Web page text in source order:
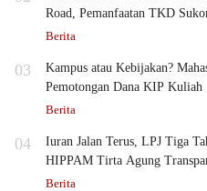
Road, Pemanfaatan TKD
Berita
03
Kampus atau Kebijakan?
Pemotongan Dana KIP Kuliah
Berita
04
Iuran Jalan Terus, LPJ Tiga
HIPPAM Tirta Agung
Berita